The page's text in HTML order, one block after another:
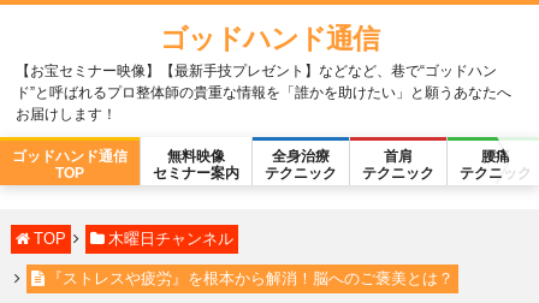
ゴッドハンド通信
【お宝セミナー映像】【最新手技プレゼント】などなど、巷で“ゴッドハン
ド”と呼ばれるプロ整体師の貴重な情報を「誰かを助けたい」と願うあなたへ
お届けします！
ゴッドハンド通信
TOP
無料映像
セミナー案内
全身治療
テクニック
首肩
テクニック
腰痛
テクニック
TOP 木曜日チャンネル
『ストレスや疲労』を根本から解消！脳へのご褒美とは？